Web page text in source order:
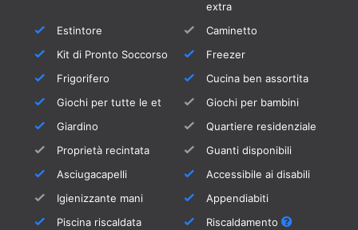
persone e una splendida vista sul mare e sul
porto di Puerto del Carmen.
Inoltre, c'è un sistema di altoparlanti Bluetooth
(Bose mini) e una terza e quarta TV nelle due
extra
Estintore
Caminetto
Kit di Pronto Soccorso
Freezer
Frigorifero
Cucina ben assortita
Giochi per tutte le et
Giochi per bambini
Giardino
Quartiere residenziale
Proprietà recintata
Guanti disponibili
Asciugacapelli
Accessibile ai disabili
Igienizzante mani
Appendiabiti
Piscina riscaldata
Riscaldamento